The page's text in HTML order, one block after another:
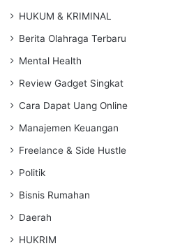
HUKUM & KRIMINAL
Berita Olahraga Terbaru
Mental Health
Review Gadget Singkat
Cara Dapat Uang Online
Manajemen Keuangan
Freelance & Side Hustle
Politik
Bisnis Rumahan
Daerah
HUKRIM